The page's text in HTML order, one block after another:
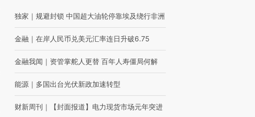
独家 ｜ 规避封锁 中国超大油轮停靠埃及绕行非洲
金融 ｜ 在岸人民币兑美元汇率连日升破6.75
金融我闻 ｜ 资管掌舵人更替 百年人寿僵局何解
能源 ｜ 多国出台光伏新政加速转型
财新周刊 ｜ 【封面报道】电力现货市场元年突进